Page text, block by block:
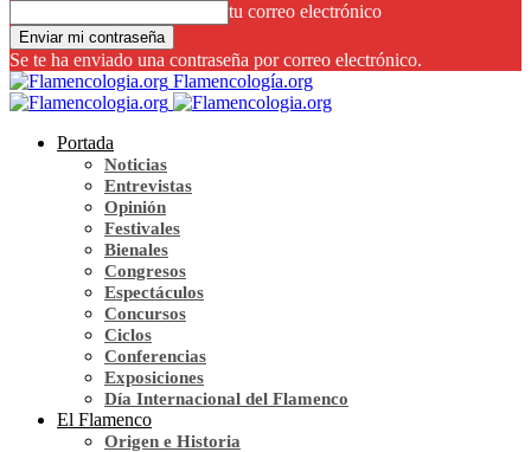
tu correo electrónico
Se te ha enviado una contraseña por correo electrónico.
Flamencología.org
Portada
Noticias
Entrevistas
Opinión
Festivales
Bienales
Congresos
Espectáculos
Concursos
Ciclos
Conferencias
Exposiciones
Día Internacional del Flamenco
El Flamenco
Origen e Historia